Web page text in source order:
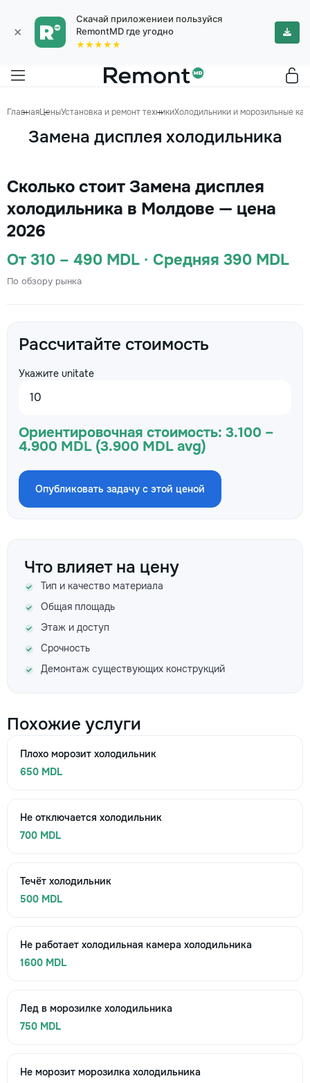
×
Скачай приложениеи пользуйся
RemontMD где угодно
★★★★★
ГлавнаяЦеныУстановка и ремонт техникиХолодильники и морозильные
Замена дисплея холодильника
Сколько стоит Замена дисплея
холодильника в Молдове — цена
2026
От 310 – 490 MDL · Средняя 390 MDL
По обзору рынка
Рассчитайте стоимость
Укажите unitate
Ориентировочная стоимость: 3.100 –
4.900 MDL (3.900 MDL avg)
Опубликовать задачу с этой ценой
Что влияет на цену
Тип и качество материала
Общая площадь
Этаж и доступ
Срочность
Демонтаж существующих конструкций
Похожие услуги
Плохо морозит холодильник
650 MDL
Не отключается холодильник
700 MDL
Течёт холодильник
500 MDL
Не работает холодильная камера холодильника
1600 MDL
Лед в морозилке холодильника
750 MDL
Не морозит морозилка холодильника